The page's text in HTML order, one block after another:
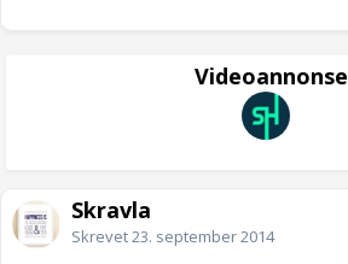
Videoannonse
Skravla
Skrevet23. september 2014